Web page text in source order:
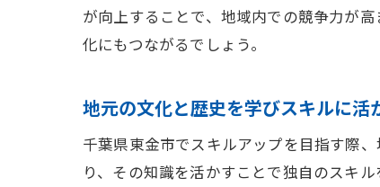
が向上することで、地域内での競争力が
化にもつながるでしょう。
地元の文化と歴史を学びスキルに活
千葉県東金市でスキルアップを目指す際
り、その知識を活かすことで独自のスキ